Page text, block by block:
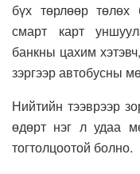
бүх төрлөөр
смарт карт
банкны цахим
зэргээр автобусны
Нийтийн тээврээр
өдөрт нэг л удаа
тогтолцоотой болно.